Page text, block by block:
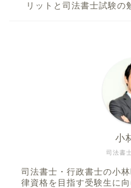
リットと司法書士試験の
司法書
小
司法書士・行政書士の小
律資格を目指す受験生に